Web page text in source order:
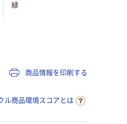
緑
シングル
商品情報を印刷する
ル商品環境スコアとは